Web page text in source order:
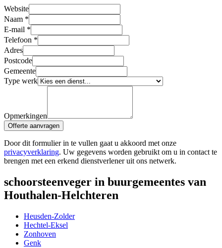
Website
Naam *
E-mail *
Telefoon *
Adres
Postcode
Gemeente
Type werk
Opmerkingen
Offerte aanvragen
Door dit formulier in te vullen gaat u akkoord met onze
privacyverklaring. Uw gegevens worden gebruikt om u in contact te
brengen met een erkend dienstverlener uit ons netwerk.
schoorsteenveger in buurgemeentes van
Houthalen-Helchteren
Heusden-Zolder
Hechtel-Eksel
Zonhoven
Genk